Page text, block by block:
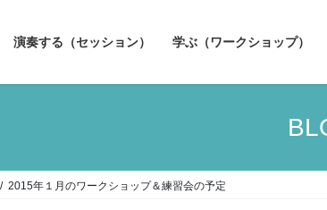
演奏する（セッション） 学ぶ（ワークショップ）
2015年１月のワークショップ＆練習会の予定